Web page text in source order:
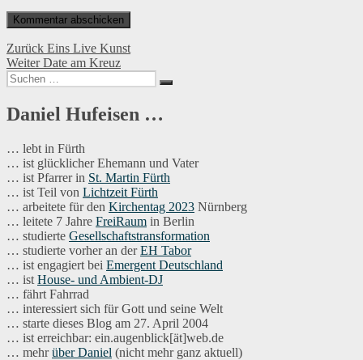
Beitragsnavigation
Zurück Vorheriger
Beitrag:
Eins Live Kunst
Weiter Nächster
Beitrag:
Date am Kreuz
Suchen
nach:
Suchen
Daniel Hufeisen …
… lebt in Fürth
… ist glücklicher Ehemann und Vater
… ist Pfarrer in St. Martin Fürth
… ist Teil von Lichtzeit Fürth
… arbeitete für den Kirchentag 2023 Nürnberg
… leitete 7 Jahre FreiRaum in Berlin
… studierte Gesellschaftstransformation
… studierte vorher an derEH Tabor
… ist engagiert bei Emergent Deutschland
… ist House- und Ambient-DJ
… fährt Fahrrad
… interessiert sich für Gott und seine Welt
… starte dieses Blog am 27. April 2004
… ist erreichbar: ein.augenblick[ät]web.de
… mehrüber Daniel (nicht mehr ganz aktuell)